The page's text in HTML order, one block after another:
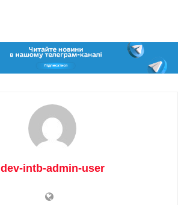
dev-intb-admin-user